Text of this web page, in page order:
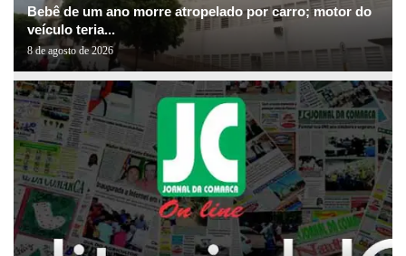
Bebê de um ano morre atropelado por carro; motor do
veículo teria...
8 de agosto de 2026